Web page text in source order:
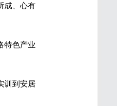
成、心有
特色产业
训到安居